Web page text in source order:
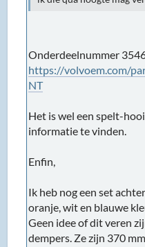
Onderdeelnummer
https://volvoem.com/
NT
Het is wel een spelt-
informatie te vinden.
Enfin,
Ik heb nog een set
oranje, wit en blauwe
Geen idee of dit veren
dempers. Ze zijn 370